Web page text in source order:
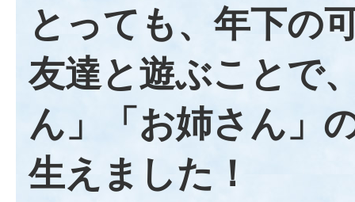
とっても、年下の
友達と遊ぶことで
ん」「お姉さん」
生えました！